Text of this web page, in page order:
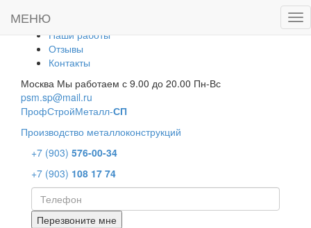
Производство
Наши работы
Отзывы
Контакты
Москва Мы работаем с 9.00 до 20.00 Пн-Вс
psm.sp@mail.ru
ПрофСтройМеталл-СП
Производство металлоконструкций
+7 (903) 576-00-34
+7 (903) 108 17 74
Перезвоните мне
МЕНЮ